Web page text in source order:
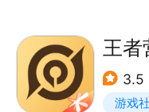
王者
3.5
游戏